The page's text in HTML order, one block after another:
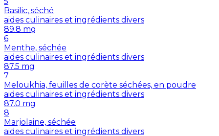
Basilic, séché
aides culinaires et ingrédients divers
89.8 mg
6
Menthe, séchée
aides culinaires et ingrédients divers
87.5 mg
7
Meloukhia, feuilles de corète séchées, en poudre
aides culinaires et ingrédients divers
87.0 mg
8
Marjolaine, séchée
aides culinaires et ingrédients divers